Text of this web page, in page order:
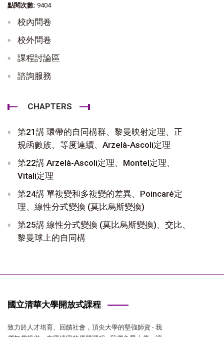
點閱次數: 9404
校內問卷
校外問卷
課程討論區
諮詢服務
CHAPTERS
第21講 環帶的自同構群、黎曼映射定理、正
規函數族、等度連續、Arzelà-Ascoli定理
第22講 Arzelà-Ascoli定理、Montel定理、
Vitali定理
第24講 單複變和多複變的差異、Poincaré定
理、線性分式變換 (莫比烏斯變換)
第25講 線性分式變換 (莫比烏斯變換)、交比、
黎曼球上的自同構
國立清華大學開放式課程
致力於人才培育、回饋社會，頂尖大學的堅強師資 - 我